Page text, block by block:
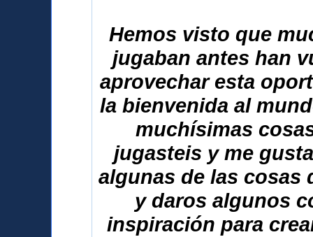
Hemos visto que
jugaban antes han
aprovechar esta
la bienvenida al
muchísimas
jugasteis y me
algunas de las cosas
y daros algunos
inspiración para